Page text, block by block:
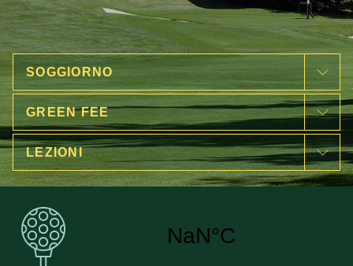
SOGGIORNO
GREEN FEE
LEZIONI